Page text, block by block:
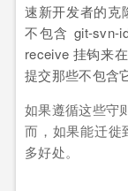
速新开发者的克
不包含 git-svn-
receive 挂钩来
提交那些不包含
如果遵循这些守
而，如果能迁徙
多好处。